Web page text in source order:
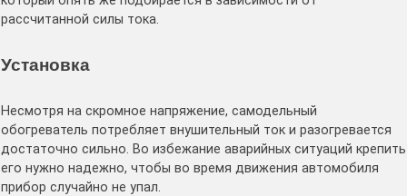
рассчитанной силы тока.
Установка
Несмотря на скромное напряжение, самодельный
обогреватель потребляет внушительный ток и разогревается
достаточно сильно. Во избежание аварийных ситуаций крепить
его нужно надежно, чтобы во время движения автомобиля
прибор случайно не упал.